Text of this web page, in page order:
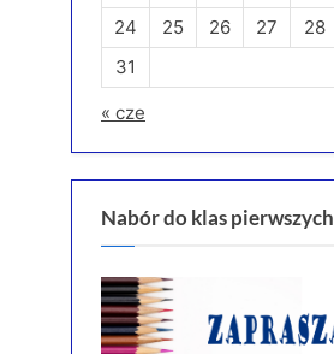
24
25 26 27 28
31
« cze
Nabór do klas pierwszych